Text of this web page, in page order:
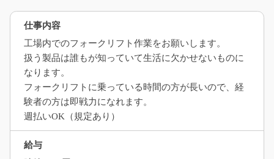
仕事内容
工場内でのフォークリフト作業をお願いします。
扱う製品は誰もが知っていて生活に欠かせないものに
なります。
フォークリフトに乗っている時間の方が長いので、経
験者の方は即戦力になれます。
週払いOK（規定あり）
給与